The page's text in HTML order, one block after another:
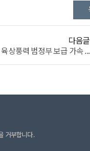
다음글
상풍력 범정부 보급 가속 ...
거부합니다.